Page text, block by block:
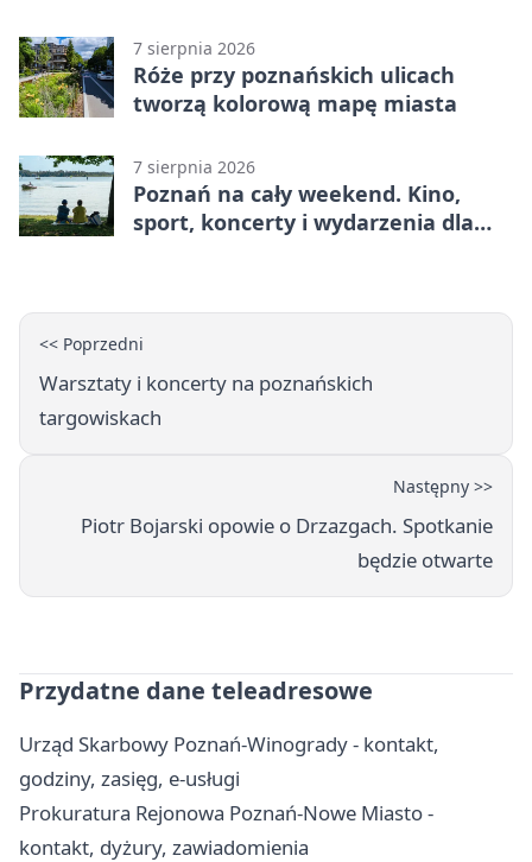
7 sierpnia 2026
Róże przy poznańskich ulicach
tworzą kolorową mapę miasta
7 sierpnia 2026
Poznań na cały weekend. Kino,
sport, koncerty i wydarzenia dla
<< Poprzedni
Warsztaty i koncerty na poznańskich
targowiskach
Następny >>
Piotr Bojarski opowie o Drzazgach. Spotkanie
będzie otwarte
Przydatne dane teleadresowe
Urząd Skarbowy Poznań-Winogrady - kontakt,
godziny, zasięg, e-usługi
Prokuratura Rejonowa Poznań-Nowe Miasto -
kontakt, dyżury, zawiadomienia